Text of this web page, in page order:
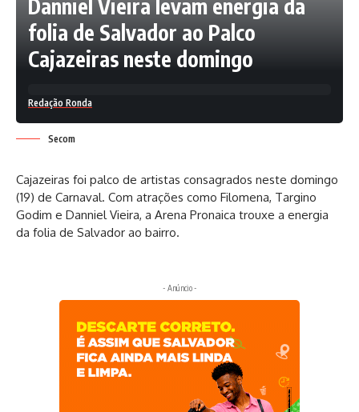
Danniel Vieira levam energia da
folia de Salvador ao Palco
Cajazeiras neste domingo
Redação Ronda
Secom
Cajazeiras foi palco de artistas consagrados neste domingo
(19) de Carnaval. Com atrações como Filomena, Targino
Godim e Danniel Vieira, a Arena Pronaica trouxe a energia
da folia de Salvador ao bairro.
- Anúncio -